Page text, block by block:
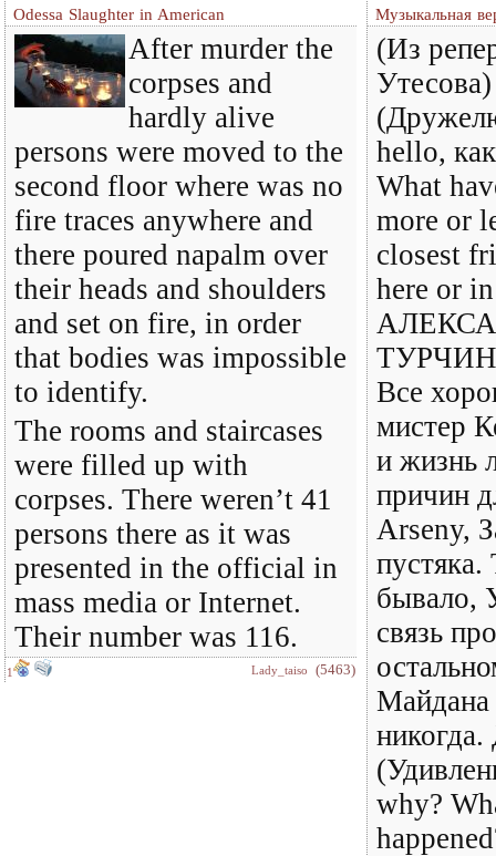
Odessa Slaughter in American
After murder the
corpses and
hardly alive
persons were moved to the
second floor where was no
fire traces anywhere and
there poured napalm over
their heads and shoulders
and set on fire, in order
that bodies was impossible
to identify.
The rooms and staircases
were filled up with
corpses. There weren’t 41
persons there as it was
presented in the official in
mass media or Internet.
Their number was 116.
1 Lady_taiso (5463)
Музыкальная
(Из
hello,
What
more or
closest
here or
Все
мистер
и жизнь
причин
Arseny,
пустяка.
бывало,
связь
Майдана
why?